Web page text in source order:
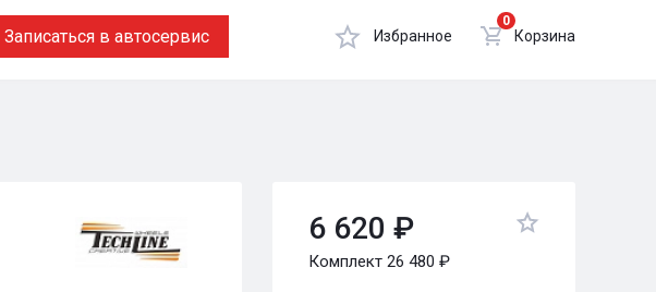
Записаться в автосервис Избранное
0
Корзина
6 620 ₽
Комплект 26 480 ₽